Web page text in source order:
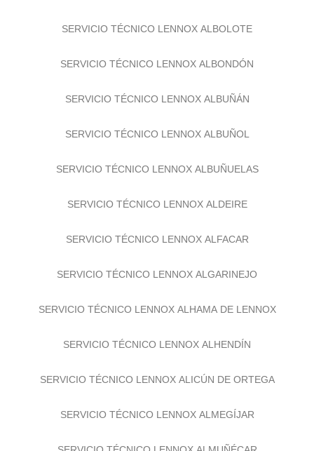
SERVICIO TÉCNICO LENNOX ALBOLOTE
SERVICIO TÉCNICO LENNOX ALBONDÓN
SERVICIO TÉCNICO LENNOX ALBUÑÁN
SERVICIO TÉCNICO LENNOX ALBUÑOL
SERVICIO TÉCNICO LENNOX ALBUÑUELAS
SERVICIO TÉCNICO LENNOX ALDEIRE
SERVICIO TÉCNICO LENNOX ALFACAR
SERVICIO TÉCNICO LENNOX ALGARINEJO
SERVICIO TÉCNICO LENNOX ALHAMA DE LENNOX
SERVICIO TÉCNICO LENNOX ALHENDÍN
SERVICIO TÉCNICO LENNOX ALICÚN DE ORTEGA
SERVICIO TÉCNICO LENNOX ALMEGÍJAR